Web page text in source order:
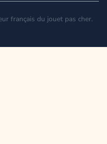
français du jouet pas cher.